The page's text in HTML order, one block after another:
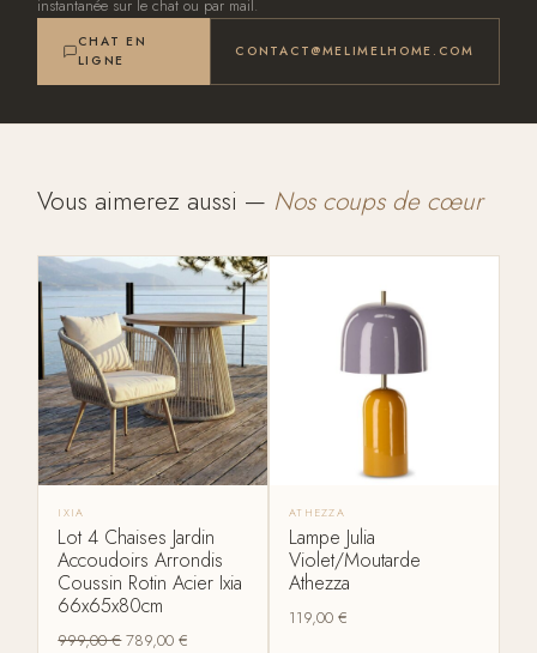
instantanée sur le chat ou par mail.
CHAT EN
LIGNE
CONTACT@MELIMELHOME.COM
Vous aimerez aussi — Nos coups de cœur
IXIA
Lot 4 Chaises Jardin
Accoudoirs Arrondis
Coussin Rotin Acier Ixia
66x65x80cm
999,00€ 789,00€
ATHEZZA
Lampe Julia
Violet/Moutarde
Athezza
119,00 €